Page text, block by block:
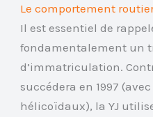
Le comportement
Il est essentiel de
fondamentalement un
d’immatriculation.
succédera en 1997
hélicoïdaux), la YJ